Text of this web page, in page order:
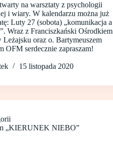
na warsztaty z psychologii
i wiary. W kalendarzu można już
Luty 27 (sobota) „komunikacja a
Wraz z Franciszkański Ośrodkiem
oraz o. Bartymeuszem
OFM serdecznie zapraszam!
15 listopada 2020
„KIERUNEK NIEBO”